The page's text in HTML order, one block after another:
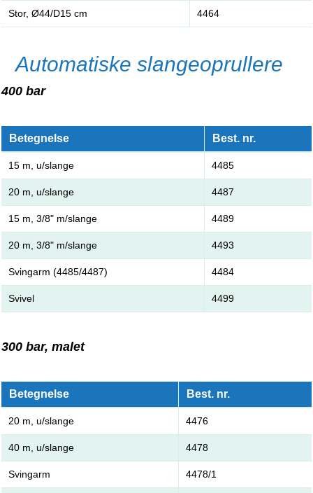
Stor, Ø44/D15 cm 4464
Automatiske slangeoprullere
400 bar
Betegnelse Best. nr.
15 m, u/slange 4485
20 m, u/slange 4487
15 m, 3/8" m/slange 4489
20 m, 3/8" m/slange 4493
Svingarm (4485/4487) 4484
Svivel 4499
300 bar, malet
Betegnelse Best. nr.
20 m, u/slange 4476
40 m, u/slange 4478
Svingarm 4478/1